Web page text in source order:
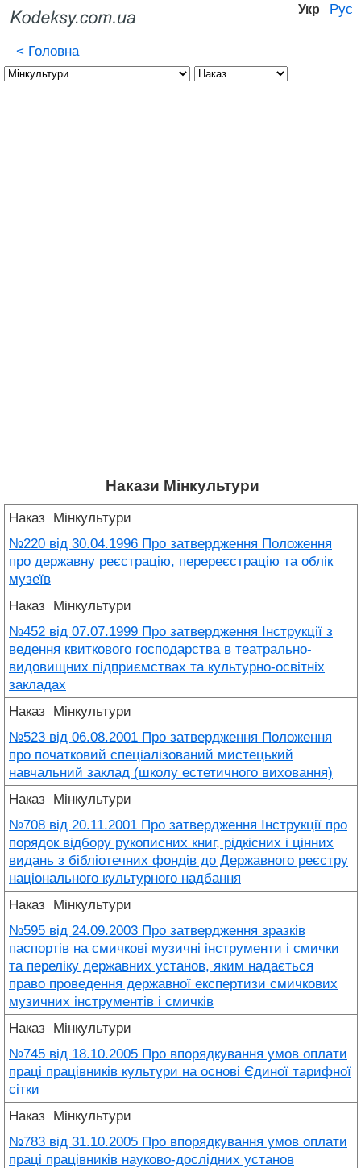
Укр Рус
< Головна
Накази Мінкультури
Наказ Мінкультури
№220 від 30.04.1996 Про затвердження Положення
про державну реєстрацію, перереєстрацію та облік
музеїв
Наказ Мінкультури
№452 від 07.07.1999 Про затвердження Інструкції з
ведення квиткового господарства в театрально-
видовищних підприємствах та культурно-освітніх
закладах
Наказ Мінкультури
№523 від 06.08.2001 Про затвердження Положення
про початковий спеціалізований мистецький
навчальний заклад (школу естетичного виховання)
Наказ Мінкультури
№708 від 20.11.2001 Про затвердження Інструкції про
порядок відбору рукописних книг, рідкісних і цінних
видань з бібліотечних фондів до Державного реєстру
національного культурного надбання
Наказ Мінкультури
№595 від 24.09.2003 Про затвердження зразків
паспортів на смичкові музичні інструменти і смички
та переліку державних установ, яким надається
право проведення державної експертизи смичкових
музичних інструментів і смичків
Наказ Мінкультури
№745 від 18.10.2005 Про впорядкування умов оплати
праці працівників культури на основі Єдиної тарифної
сітки
Наказ Мінкультури
№783 від 31.10.2005 Про впорядкування умов оплати
праці працівників науково-дослідних установ